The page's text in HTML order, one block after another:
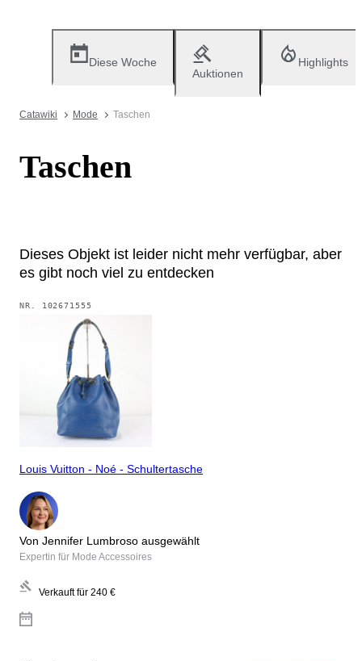
Diese Woche
Auktionen
Highlights
Catawiki Mode Taschen
Taschen
Dieses Objekt ist leider nicht mehr verfügbar, aber
es gibt noch viel zu entdecken
NR. 102671555
Louis Vuitton - Noé - Schultertasche
Von Jennifer Lumbroso ausgewählt
Expertin für Mode Accessoires
Verkauft für 240 €